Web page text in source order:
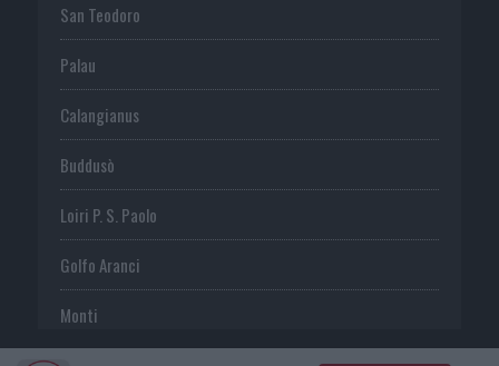
San Teodoro
Palau
Calangianus
Buddusò
Loiri P. S. Paolo
Golfo Aranci
Monti